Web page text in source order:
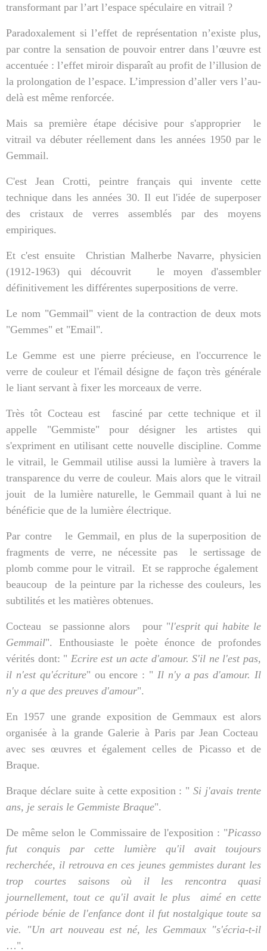
transformant par l’art l’espace spéculaire en vitrail ?
Paradoxalement si l’effet de représentation n’existe plus,
par contre la sensation de pouvoir entrer dans l’œuvre est
accentuée : l’effet miroir disparaît au profit de l’illusion de
la prolongation de l’espace. L’impression d’aller vers l’au-
delà est même renforcée.
Mais sa première étape décisive pour s'approprier
le
vitrail va débuter réellement dans les années 1950 par le
Gemmail.
C'est Jean Crotti, peintre français qui invente cette
technique dans les années 30. Il eut l'idée de superposer
des cristaux de verres assemblés par des moyens
empiriques.
Et c'est ensuite
Christian Malherbe Navarre, physicien
(1912-1963) qui découvrit
le moyen d'assembler
définitivement les différentes superpositions de verre.
Le nom "Gemmail" vient de la contraction de deux mots
"Gemmes" et "Email".
Le Gemme est une pierre précieuse, en l'occurrence le
verre de couleur et l'émail désigne de façon très générale
le liant servant à fixer les morceaux de verre.
Très tôt Cocteau est
fasciné par cette technique et il
appelle "Gemmiste" pour désigner les artistes qui
s'expriment en utilisant cette nouvelle discipline. Comme
le vitrail, le Gemmail utilise aussi la lumière à travers la
transparence du verre de couleur. Mais alors que le vitrail
jouit
de la lumière naturelle, le Gemmail quant à lui ne
bénéficie que de la lumière électrique.
Par contre
le Gemmail, en plus de la superposition de
fragments de verre, ne nécessite pas
le sertissage de
plomb comme pour le vitrail.
Et se rapproche également
beaucoup
de la peinture par la richesse des couleurs, les
subtilités et les matières obtenues.
Cocteau se passionne alors pour "l'esprit qui habite le
Gemmail". Enthousiaste le poète énonce de profondes
vérités dont: " Ecrire est un acte d'amour. S'il ne l'est pas,
il n'est qu'écriture" ou encore : " Il n'y a pas d'amour. Il
n'y a que des preuves d'amour".
En 1957 une grande exposition de Gemmaux est alors
organisée à la grande Galerie à Paris par Jean Cocteau
avec ses œuvres et également celles de Picasso et de
Braque.
Braque déclare suite à cette exposition : "Si j'avais trente
ans, je serais le Gemmiste Braque".
De même selon le Commissaire de l'exposition : "Picasso
fut conquis par cette lumière qu'il avait toujours
recherchée, il retrouva en ces jeunes gemmistes durant les
trop courtes saisons où il les rencontra quasi
journellement, tout ce qu'il avait le plus
aimé en cette
période bénie de l'enfance dont il fut nostalgique toute sa
vie. "Un art nouveau est né, les Gemmaux "s'écria-t-il
…".